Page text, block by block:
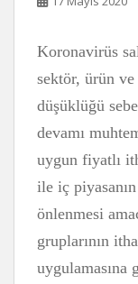
Koronavirüs
sektör, ürün ve
düşüklüğü
devamı
uygun fiyatlı
ile iç
önlenmesi
gruplarının